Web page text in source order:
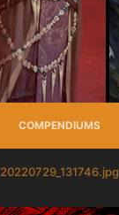
COMPENDIUMS
20220729_131746.jpg